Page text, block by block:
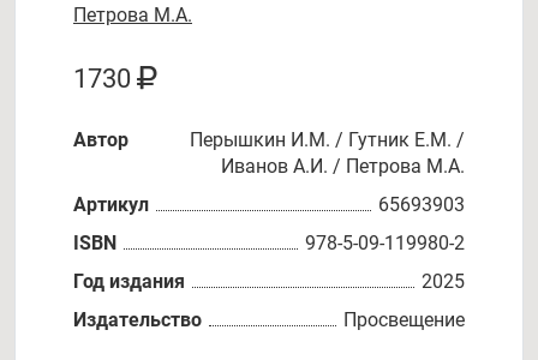
Петрова М.А.
1730
Автор
Перышкин И.М. / Гутник Е.М. /
Иванов А.И. / Петрова М.А.
Артикул
65693903
ISBN
978-5-09-119980-2
Год издания
2025
Издательство
Просвещение